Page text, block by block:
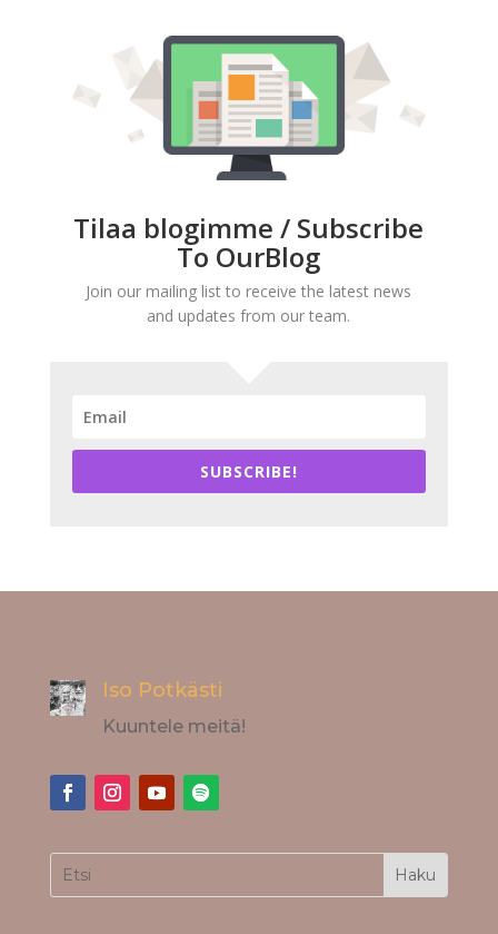
Tilaa blogimme / Subscribe
To OurBlog
Join our mailing list to receive the latest news
and updates from our team.
SUBSCRIBE!
Iso Potkästi
Kuuntele meitä!